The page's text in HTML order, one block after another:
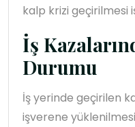
kalp krizi geçirilmesi
İş
Durumu
İş yerinde geçirilen
işverene